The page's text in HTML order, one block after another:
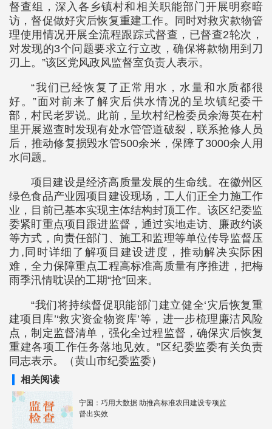
督查组，深入各乡镇村和相关职能部门开展明察暗
访，督促做好灾后恢复重建工作。同时对救灾款物管
理使用情况开展全流程跟踪式督查，已督查2轮次，
对发现的3个问题要求立行立改，确保将款物用到刀
刃上。”该区党风政风监督室负责人表示。
“我们已经恢复了正常用水，水量和水质都很
好。”面对前来了解灾后供水情况的呈坎镇纪委干
部，村民老罗说。此前，呈坎村纪检委员余海英在村
里开展巡查时发现有处水管管道破裂，联系抢修人员
后，推动修复损毁水管500余米，保障了3000余人用
水问题。
项目建设是经济高质量发展的生命线。在徽州区
绿色食品产业园项目建设现场，工人们正全力施工作
业，目前已基本实现主体结构封顶工作。该区纪委监
委紧盯重点项目跟进监督，通过实地走访、廉政约谈
等方式，向责任部门、施工和监理等单位传导监督压
力,同时详细了解项目建设进度，推动解决实际困
难，全力保障重点工程高标准高质量有序推进，把梅
雨季汛情耽误的工期“抢”回来。
“我们将持续督促职能部门建立健全‘灾后恢复重
建项目库’‘救灾资金物资库’等，进一步梳理廉洁风险
点，制定监督清单，强化全过程监督，确保灾后恢复
重建各项工作任务落地见效。”区纪委监委有关负责
同志表示。（黄山市纪委监委）
相关阅读
宁国：巧用大数据 助推高标准农田建设专项监
督出实效